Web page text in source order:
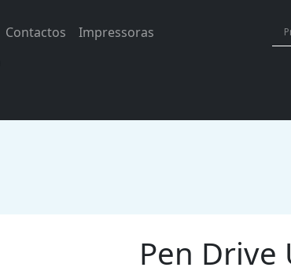
Contactos Impressoras
Pen Drive